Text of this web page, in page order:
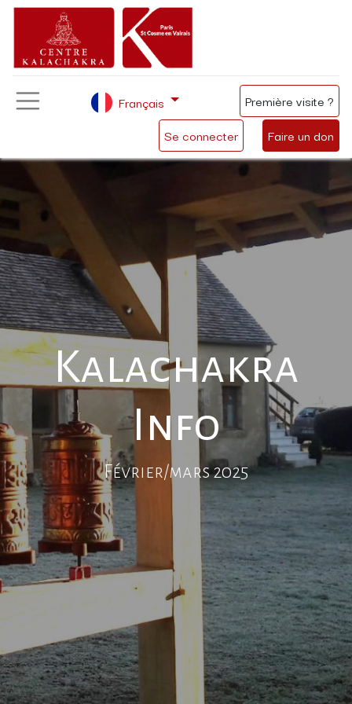
Se connecter Faire un don
Français Première visite ?
Kalachakra
Info
Février/mars 2025